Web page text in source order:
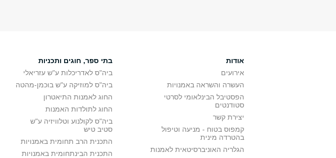
אודות
אירועים
העשרה והשראה באמנויות
הפסטיבל הבינלאומי לסרטי
סטודנטים
יצירת קשר
קמפוס בטוח - מניעה וטיפול
בהטרדה מינית
הגלריה האוניברסיטאית לאמנות
בתי ספר, חוגים ותכניות
ביה"ס לאדריכלות ע"ש עזריאלי
ביה"ס למוזיקה ע"ש בוכמן-מהטה
החוג לאמנות התיאטרון
החוג לתולדות האמנות
ביה"ס לקולנוע וטלוויזיה ע"ש
סטיב טיש
התכנית הרב תחומית באמנויות
התכנית הבינתחומית באמנויות